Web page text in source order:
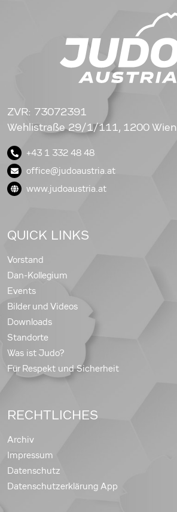
ZVR: 73072391
Wehlistraße 29/1/111, 1200 Wien
+43 1 332 48 48
office@judoaustria.at
www.judoaustria.at
QUICK LINKS
Vorstand
Dan-Kollegium
Events
Bilder und Videos
Downloads
Standorte
Was ist Judo?
Für Respekt und Sicherheit
RECHTLICHES
Archiv
Impressum
Datenschutz
Datenschutzerklärung App